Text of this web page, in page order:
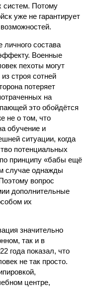
систем. Потому
уже не гарантирует
личного состава
Военные
пехоты могут
строя сотней
потеряет
на
это обойдётся
не о том, что
обучение и
ситуации, когда
потенциальных
принципу «бабы ещё
случае однажды
вопрос
дополнительные
их
значительно
так и в
года показал, что
не так просто.
центре,